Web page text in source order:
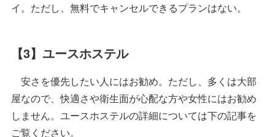
イ。ただし、無料でキャンセルできるプランはない。
【3】ユースホステル
安さを優先したい人にはお勧め。ただし、多くは大部
屋なので、快適さや衛生面が心配な方や女性にはお勧め
しません。ユースホステルの詳細については下の記事を
ご覧ください。